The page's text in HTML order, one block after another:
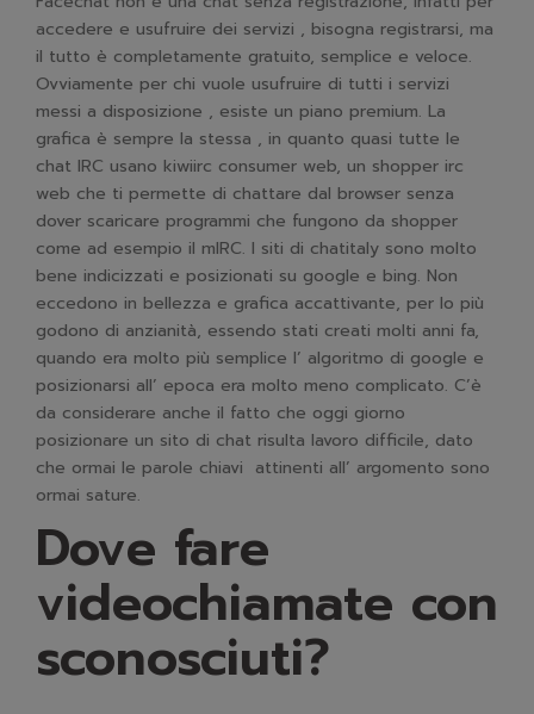
accedere e usufruire dei servizi , bisogna registrarsi, ma
il tutto è completamente gratuito, semplice e veloce.
Ovviamente per chi vuole usufruire di tutti i servizi
messi a disposizione , esiste un piano premium. La
grafica è sempre la stessa , in quanto quasi tutte le
chat IRC usano kiwiirc consumer web, un shopper irc
web che ti permette di chattare dal browser senza
dover scaricare programmi che fungono da shopper
come ad esempio il mIRC. I siti di chatitaly sono molto
bene indicizzati e posizionati su google e bing. Non
eccedono in bellezza e grafica accattivante, per lo più
godono di anzianità, essendo stati creati molti anni fa,
quando era molto più semplice l’ algoritmo di google e
posizionarsi all’ epoca era molto meno complicato. C’è
da considerare anche il fatto che oggi giorno
posizionare un sito di chat risulta lavoro difficile, dato
che ormai le parole chiavi attinenti all’ argomento sono
ormai sature.
Dove fare
videochiamate con
sconosciuti?